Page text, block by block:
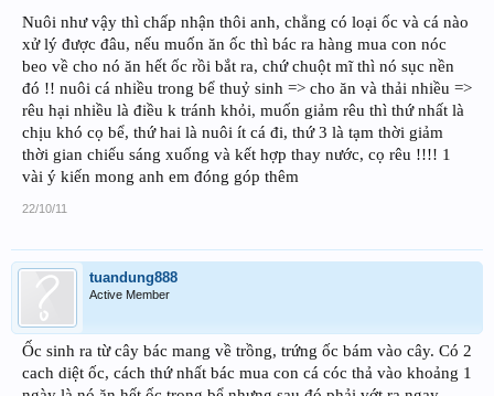
Nuôi như vậy thì chấp nhận thôi anh, chẳng có loại ốc và cá nào
xử lý được đâu, nếu muốn ăn ốc thì bác ra hàng mua con nóc
beo về cho nó ăn hết ốc rồi bắt ra, chứ chuột mĩ thì nó sục nền
đó !! nuôi cá nhiều trong bể thuỷ sinh => cho ăn và thải nhiều =>
rêu hại nhiều là điều k tránh khỏi, muốn giảm rêu thì thứ nhất là
chịu khó cọ bể, thứ hai là nuôi ít cá đi, thứ 3 là tạm thời giảm
thời gian chiếu sáng xuống và kết hợp thay nước, cọ rêu !!!! 1
vài ý kiến mong anh em đóng góp thêm
22/10/11
tuandung888
Active Member
Ốc sinh ra từ cây bác mang về trồng, trứng ốc bám vào cây. Có 2
cach diệt ốc, cách thứ nhất bác mua con cá cóc thả vào khoảng 1